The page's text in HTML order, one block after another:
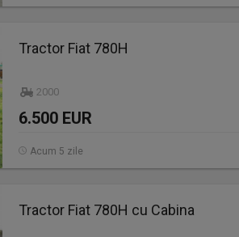
Tractor Fiat 780H
2000
6.500 EUR
Acum 5 zile
Tractor Fiat 780H cu Cabina